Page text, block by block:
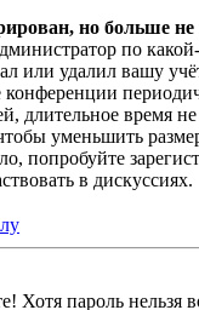
но больше
по
или удалил вашу
конференции
длительное время
уменьшить
попробуйте
в дискуссиях.
Хотя пароль нельзя